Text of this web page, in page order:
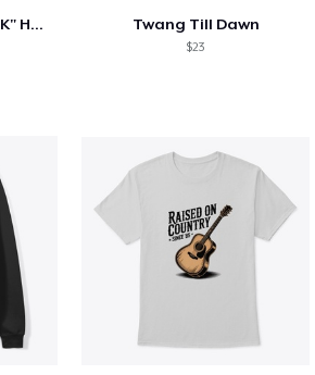
"IT'S OK TO NOT BE OK" Hoodie (BP LOGO) Twang Till Dawn
$23